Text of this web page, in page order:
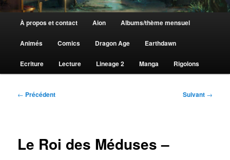
principal
À propos et contact Aion Albums/thème mensuel
Animés Comics Dragon Age Earthdawn
Ecriture Lecture Lineage 2 Manga Rigolons
Navigation
← Précédent Suivant →
Le Roi des Méduses –